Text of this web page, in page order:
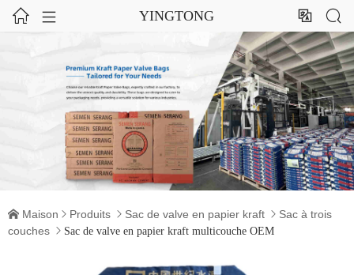
  YINGTONG  
 Maison  Produits  Sac de valve en papier kraft  Sac à trois
couches  Sac de valve en papier kraft multicouche OEM